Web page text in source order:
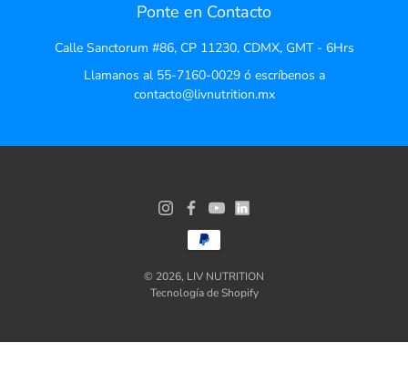
Ponte en Contacto
Calle Sanctorum #86, CP 11230, CDMX, GMT - 6Hrs
Llamanos al 55-7160-0029 ó escríbenos a
contacto@livnutrition.mx
© 2026, LIV NUTRITION
Tecnología de Shopify